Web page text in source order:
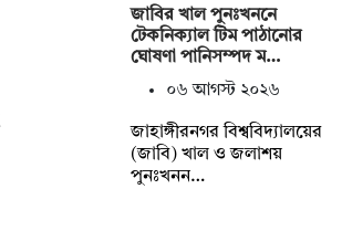
জাবির খাল পুনঃখননে
টেকনিক্যাল টিম পাঠানোর
ঘোষণা পানিসম্পদ ম…
০৬ আগস্ট ২০২৬
‎‎জাহাঙ্গীরনগর বিশ্ববিদ্যালয়ের
(জাবি) খাল ও জলাশয়
পুনঃখনন…